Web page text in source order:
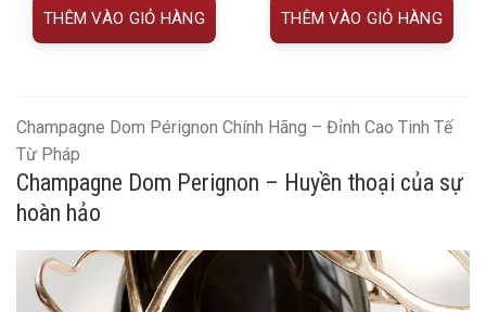
THÊM VÀO GIỎ HÀNG THÊM VÀO GIỎ HÀNG
Champagne Dom Pérignon Chính Hãng – Đỉnh Cao Tinh Tế
Từ Pháp
Champagne Dom Perignon – Huyền thoại của sự
hoàn hảo